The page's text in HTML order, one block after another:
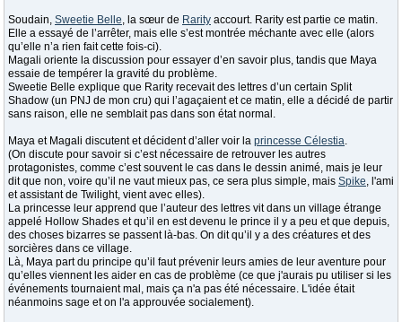
Soudain, Sweetie Belle, la sœur de Rarity accourt. Rarity est partie ce matin.
Elle a essayé de l’arrêter, mais elle s’est montrée méchante avec elle (alors
qu’elle n’a rien fait cette fois-ci).
Magali oriente la discussion pour essayer d’en savoir plus, tandis que Maya
essaie de tempérer la gravité du problème.
Sweetie Belle explique que Rarity recevait des lettres d’un certain Split
Shadow (un PNJ de mon cru) qui l’agaçaient et ce matin, elle a décidé de partir
sans raison, elle ne semblait pas dans son état normal.
Maya et Magali discutent et décident d’aller voir la princesse Célestia.
(On discute pour savoir si c’est nécessaire de retrouver les autres
protagonistes, comme c’est souvent le cas dans le dessin animé, mais je leur
dit que non, voire qu’il ne vaut mieux pas, ce sera plus simple, mais Spike, l'ami
et assistant de Twilight, vient avec elles).
La princesse leur apprend que l’auteur des lettres vit dans un village étrange
appelé Hollow Shades et qu’il en est devenu le prince il y a peu et que depuis,
des choses bizarres se passent là-bas. On dit qu’il y a des créatures et des
sorcières dans ce village.
Là, Maya part du principe qu’il faut prévenir leurs amies de leur aventure pour
qu’elles viennent les aider en cas de problème (ce que j'aurais pu utiliser si les
événements tournaient mal, mais ça n'a pas été nécessaire. L'idée était
néanmoins sage et on l'a approuvée socialement).